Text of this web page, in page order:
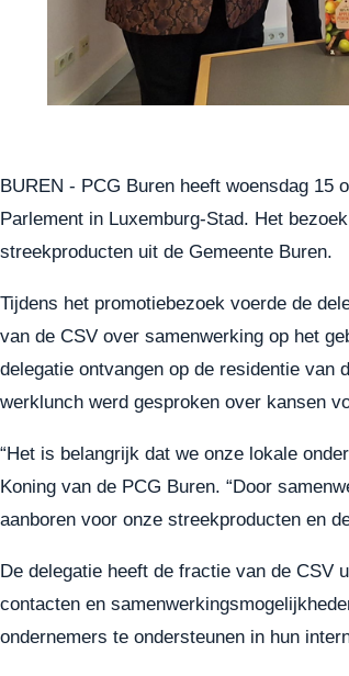
BUREN - PCG Buren heeft woensdag 15
Parlement in Luxemburg-Stad. Het
streekproducten uit de Gemeente Buren.
Tijdens het promotiebezoek voerde de
van de CSV over samenwerking op het
delegatie ontvangen op de residentie van
werklunch werd gesproken over kansen
“Het is belangrijk dat we onze lokale
Koning van de PCG Buren. “Door
aanboren voor onze streekproducten en
De delegatie heeft de fractie van de CSV
contacten en
ondernemers te ondersteunen in hun